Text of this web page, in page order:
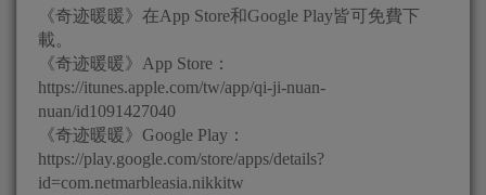
《奇迹暖暖》在App Store和Google Play皆可免費下
載。
《奇迹暖暖》App Store：
https://itunes.apple.com/tw/app/qi-ji-nuan-
nuan/id1091427040
《奇迹暖暖》Google Play：
https://play.google.com/store/apps/details?
id=com.netmarbleasia.nikkitw